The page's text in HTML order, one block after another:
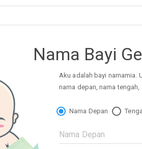
Nama Bayi
Aku adalah bayi namamia.
nama depan, nama
Nama Depan